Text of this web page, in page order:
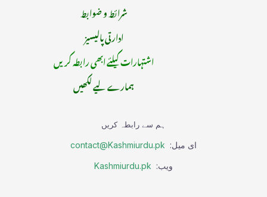
شرائط و ضوابط
ادارتی پالیسیز
اشتہارات کیلئے ابھی رابطہ کریں
ہمارے لیے لکھیں
ہم سے رابطہ کریں
ای میل: contact@Kashmiurdu.pk
ویب: Kashmiurdu.pk